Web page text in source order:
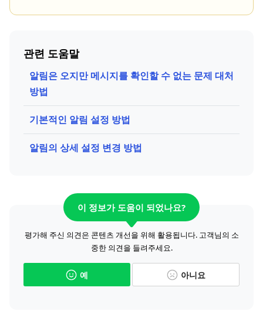
관련 도움말
알림은 오지만 메시지를 확인할 수 없는 문제 대처
방법
기본적인 알림 설정 방법
알림의 상세 설정 변경 방법
이 정보가 도움이 되었나요?
평가해 주신 의견은 콘텐츠 개선을 위해 활용됩니다. 고객님의 소
중한 의견을 들려주세요.
예 아니요